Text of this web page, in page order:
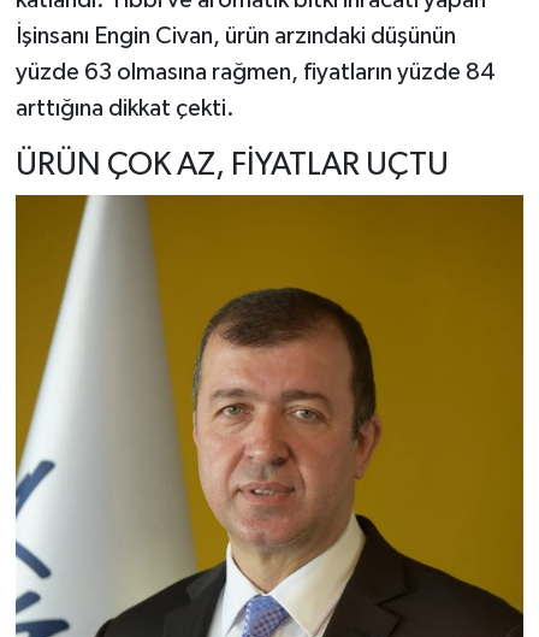
İşinsanı Engin Civan, ürün arzındaki düşünün
yüzde 63 olmasına rağmen, fiyatların yüzde 84
arttığına dikkat çekti.
ÜRÜN ÇOK AZ, FİYATLAR UÇTU